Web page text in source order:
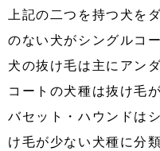
上記の二つを持つ犬を
のない犬がシングルコ
犬の抜け毛は主にアン
コートの犬種は抜け毛
バセット・ハウンドは
け毛が少ない犬種に分